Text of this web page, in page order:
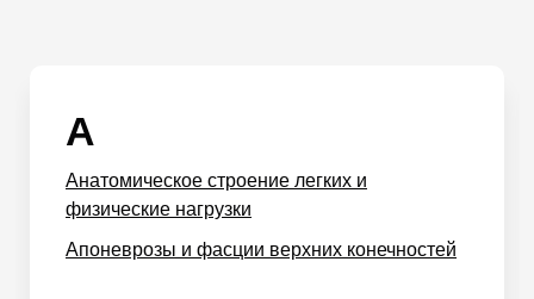
А
Анатомическое строение легких и
физические нагрузки
Апоневрозы и фасции верхних конечностей